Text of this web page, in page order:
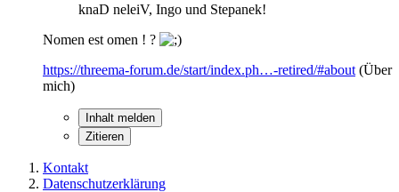
knaD neleiV, Ingo und Stepanek!
Nomen est omen ! ?
https://threema-forum.de/start/index.ph…-retired/#about (Über
mich)
Inhalt melden
Zitieren
Kontakt
Datenschutzerklärung